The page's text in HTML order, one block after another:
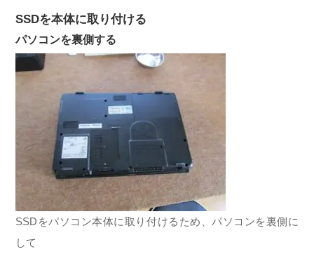
SSDを本体に取り付ける
パソコンを裏側する
SSDをパソコン本体に取り付けるため、パソコンを裏側に
して